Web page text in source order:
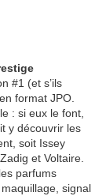
#1 (et s’ils
format JPO.
: si eux le font,
y découvrir les
soit Issey
et Voltaire.
parfums
signal